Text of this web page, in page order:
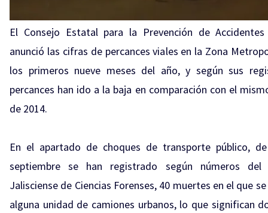
El Consejo Estatal para la Prevención de Accidentes
anunció las cifras de percances viales en la Zona
los primeros nueve meses del año, y según sus
percances han ido a la baja en comparación con el
de 2014.
En el apartado de choques de transporte público,
septiembre se han registrado según números del
Jalisciense de Ciencias Forenses, 40 muertes en el que
alguna unidad de camiones urbanos, lo que significan